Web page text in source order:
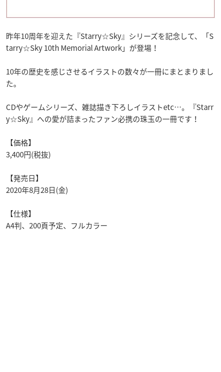
昨年10周年を迎えた『Starry☆Sky』シリーズを記念して、「S
tarry☆Sky 10th Memorial Artwork」が登場！
10年の歴史を感じさせるイラストの数々が一冊にまとまりまし
た。
CDやゲームシリーズ、雑誌描き下ろしイラストetc…。『Starr
y☆Sky』への愛が詰まったファン必携の珠玉の一冊です！
【価格】
3,400円(税抜)
【発売日】
2020年8月28日(金)
【仕様】
A4判、200頁予定、フルカラー